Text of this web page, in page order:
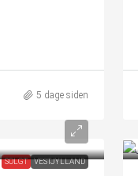
5 dage siden
SOLGT VESTJYLLAND